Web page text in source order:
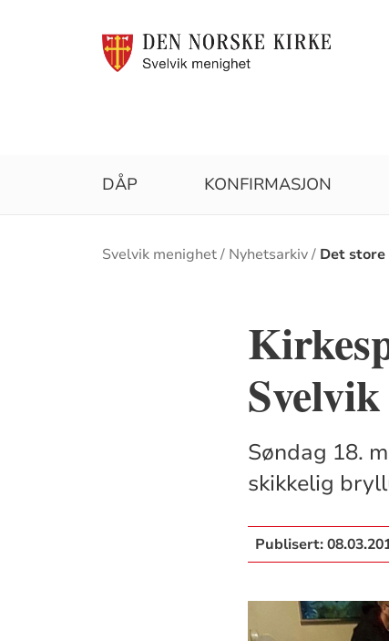
DÅP KONFIRMASJON
Brødsmulesti
Svelvik menighet Nyhetsarkiv Det
Søndag 18.
skikkelig
Publisert: